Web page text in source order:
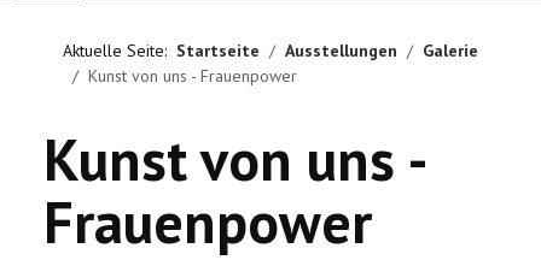
AUSSTELLUNGEN
WIR ÜBER UNS
Aktuelle Seite: Startseite Ausstellungen
Galerie
Kunst von uns - Frauenpower
Kunst von uns -
Frauenpower